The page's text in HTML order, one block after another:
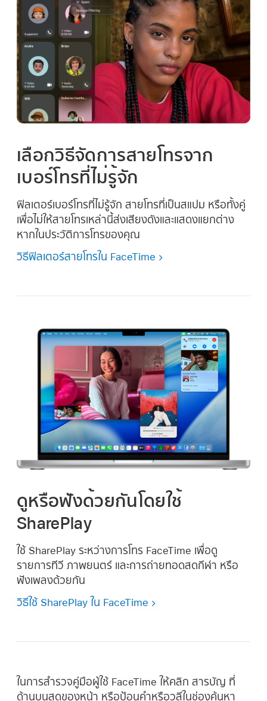
เลือกวิธีจัดการสายโทรจาก
เบอร์โทรที่ไม่รู้จัก
ฟิลเตอร์เบอร์โทรที่ไม่รู้จัก สายโทรที่เป็นสแปม หรือทั้งคู่
เพื่อไม่ให้สายโทรเหล่านี้ส่งเสียงดังและแสดงแยกต่าง
หากในประวัติการโทรของคุณ
วิธีฟิลเตอร์สายโทรใน FaceTime
ดูหรือฟังด้วยกันโดยใช้
SharePlay
ใช้ SharePlay ระหว่างการโทร FaceTime เพื่อดู
รายการทีวี ภาพยนตร์ และการถ่ายทอดสดกีฬา หรือ
ฟังเพลงด้วยกัน
วิธีใช้ SharePlay ใน FaceTime
ในการสำรวจคู่มือผู้ใช้ FaceTime ให้คลิก สารบัญ ที่
ด้านบนสุดของหน้า หรือป้อนคำหรือวลีในช่องค้นหา